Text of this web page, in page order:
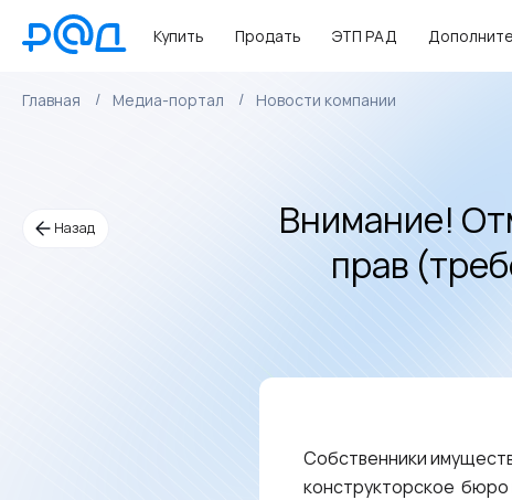
Купить Продать ЭТП РАД
Главная Медиа-портал Новости компании
Назад
Внимание!
прав
Собственники
конструкторское